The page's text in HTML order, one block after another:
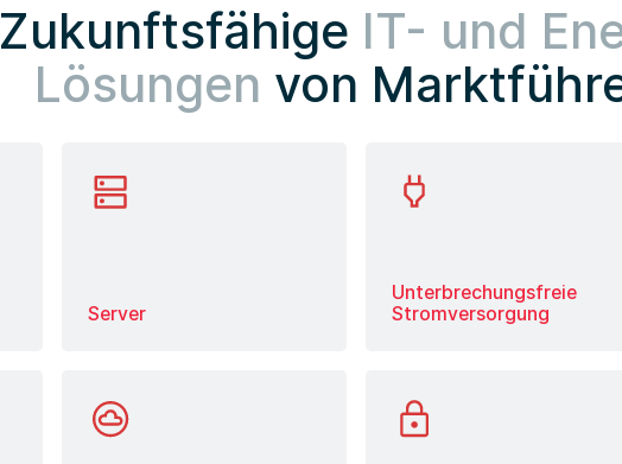
Zukunftsfähige IT- und
Lösungen von
Server
Mehr erfahren
Unterbrechungsfreie
Stromversorgung
Mehr erfahren